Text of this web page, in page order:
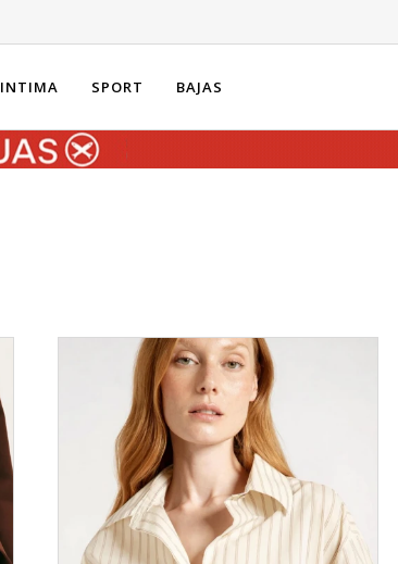
INTIMA SPORT BAJAS